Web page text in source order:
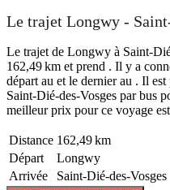
Le trajet Longwy -
Le trajet de Longwy à Saint-
162,49 km et prend . Il y a
départ au et le dernier au . Il
Saint-Dié-des-Vosges par bus
meilleur prix pour ce voyage
Distance 162,49 km
Départ
Longwy
Arrivée
Saint-Dié-des-Vosges